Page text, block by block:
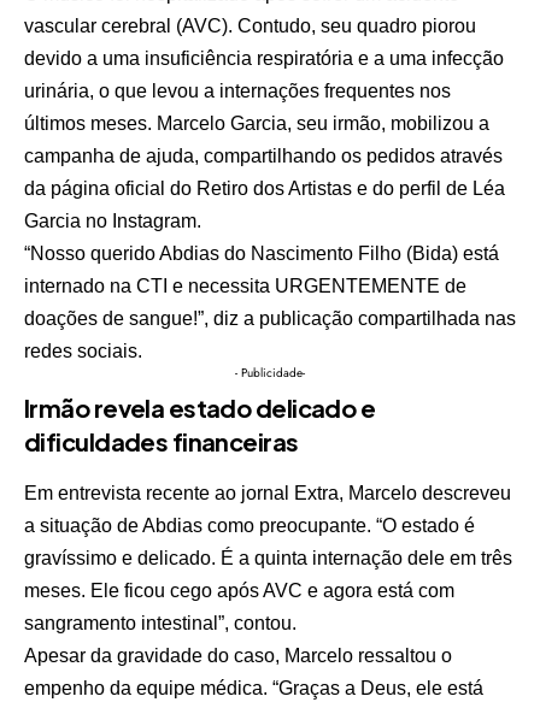
vascular cerebral (AVC). Contudo, seu quadro piorou
devido a uma insuficiência respiratória e a uma infecção
urinária, o que levou a internações frequentes nos
últimos meses. Marcelo Garcia, seu irmão, mobilizou a
campanha de ajuda, compartilhando os pedidos através
da página oficial do Retiro dos Artistas e do perfil de Léa
Garcia no Instagram.
“Nosso querido Abdias do Nascimento Filho (Bida) está
internado na CTI e necessita URGENTEMENTE de
doações de sangue!”, diz a publicação compartilhada nas
redes sociais.
- Publicidade-
Irmão revela estado delicado e
dificuldades financeiras
Em entrevista recente ao jornal Extra, Marcelo descreveu
a situação de Abdias como preocupante. “O estado é
gravíssimo e delicado. É a quinta internação dele em três
meses. Ele ficou cego após AVC e agora está com
sangramento intestinal”, contou.
Apesar da gravidade do caso, Marcelo ressaltou o
empenho da equipe médica. “Graças a Deus, ele está